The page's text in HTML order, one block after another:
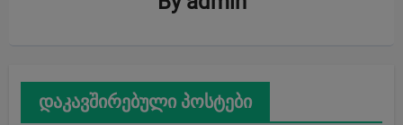
დაკავშირებული პოსტები